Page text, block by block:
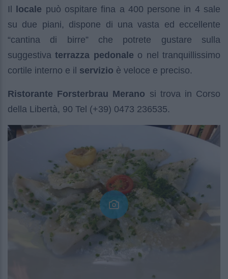
Il locale può ospitare fina a 400 persone in 4 sale
su due piani, dispone di una vasta ed eccellente
“cantina di birre” che potrete gustare sulla
suggestivaterrazza pedonale o nel tranquillissimo
cortile interno e il servizio è veloce e preciso.
Ristorante Forsterbrau Merano si trova in Corso
della Libertà, 90 Tel (+39) 0473 236535.